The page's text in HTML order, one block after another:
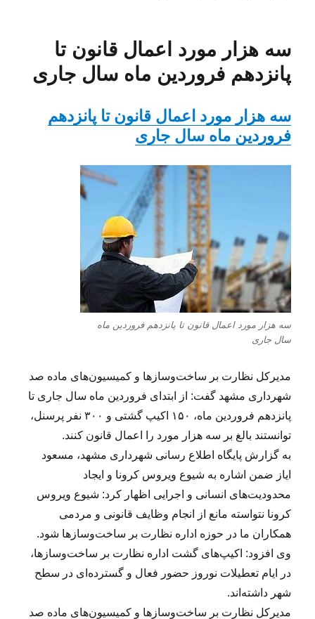
سه هزار مورد اعمال قانون تا
پانزدهم فروردین ماه سال جاری
سه هزار مورد اعمال قانون تا پانزدهم
فروردین ماه سال جاری
سه هزار مورد اعمال قانون تا پانزدهم فروردین ماه
سال جاری
مدیرکل نظارت بر ساخت‌وسازها و کمیسیون‌های ماده صد
شهرداری مشهد گفت: از ابتدای فروردین ماه سال جاری تا
پانزدهم فروردین ماه، ۱۵۰ اکیپ گشتی و ۳۰۰ نفر پرسنل،
توانستند بالغ بر سه هزار مورد را اعمال قانون کنند.
به گزارش پایگاه اطلاع رسانی شهرداری مشهد، مسعود
ایاز ضمن اشاره به شیوع ویروس کرونا و ایجاد
محدودیت‌های انسانی و اجرایی اظهار کرد: شیوع ویروس
کرونا نتواسته مانع از انجام وظایف قانونی و مردمی
همکاران ما در حوزه اداره نظارت بر ساخت‌وسازها شود.
وی افزود: اکیپ‌های گشت اداره نظارت بر ساخت‌وسازها،
در ایام تعطیلات نوروز حضور فعال و گسترده‌ای در سطح
شهر داشته‌اند.
مدیرکل نظارت بر ساخت‌وسازها و کمیسیون‌های ماده صد